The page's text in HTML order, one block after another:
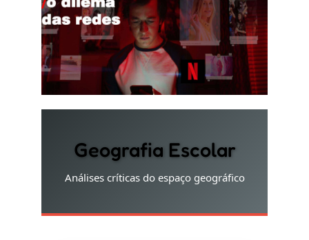
Geografia Escolar
Análises críticas do espaço geográfico